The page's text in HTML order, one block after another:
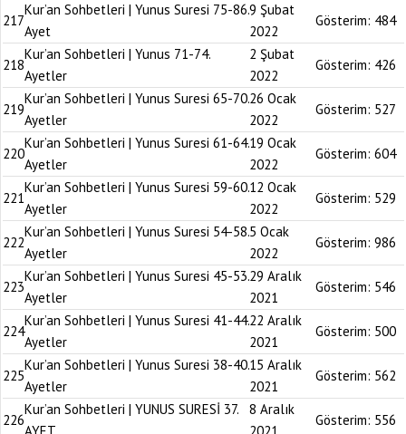
217
Kur’an Sohbetleri | Yunus Suresi 75-86.
Ayet
9 Şubat
2022
Gösterim: 484
218
Kur’an Sohbetleri | Yunus 71-74.
Ayetler
2 Şubat
2022
Gösterim: 426
219
Kur’an Sohbetleri | Yunus Suresi 65-70.
Ayetler
26 Ocak
2022
Gösterim: 527
220
Kur’an Sohbetleri | Yunus Suresi 61-64.
Ayetler
19 Ocak
2022
Gösterim: 604
221
Kur’an Sohbetleri | Yunus Suresi 59-60.
Ayetler
12 Ocak
2022
Gösterim: 529
222
Kur’an Sohbetleri | Yunus Suresi 54-58.
Ayetler
5 Ocak
2022
Gösterim: 986
223
Kur’an Sohbetleri | Yunus Suresi 45-53.
Ayetler
29 Aralık
2021
Gösterim: 546
224
Kur’an Sohbetleri | Yunus Suresi 41-44.
Ayetler
22 Aralık
2021
Gösterim: 500
225
Kur’an Sohbetleri | Yunus Suresi 38-40.
Ayetler
15 Aralık
2021
Gösterim: 562
226
Kur’an Sohbetleri | YUNUS SURESİ 37.
8 Aralık
Gösterim: 556